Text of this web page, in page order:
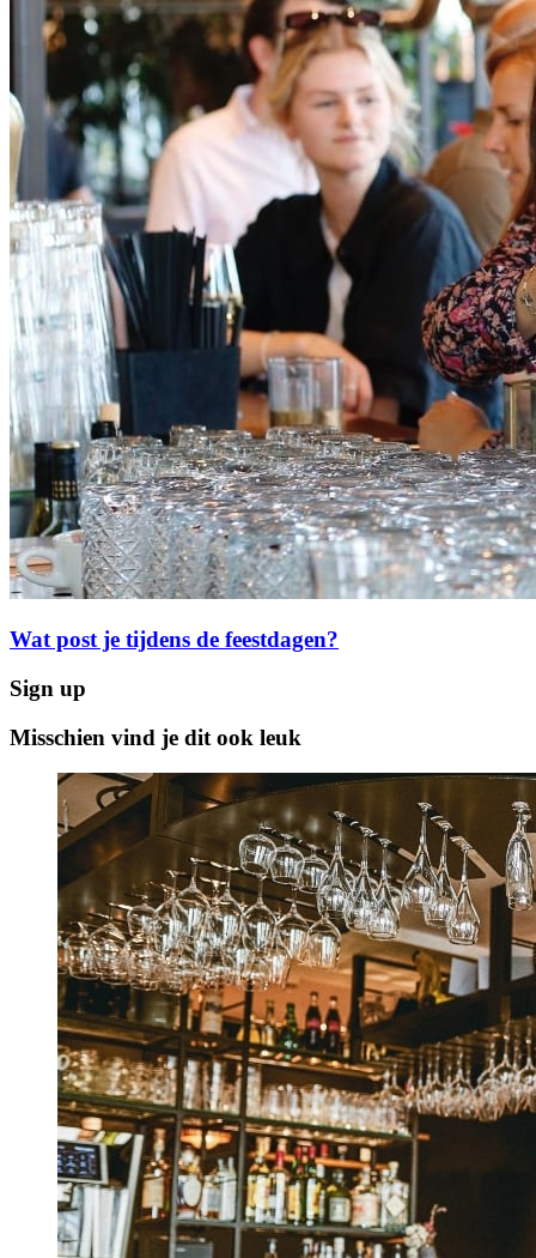
Wat post je tijdens de feestdagen?
Sign up
Misschien vind je dit ook leuk